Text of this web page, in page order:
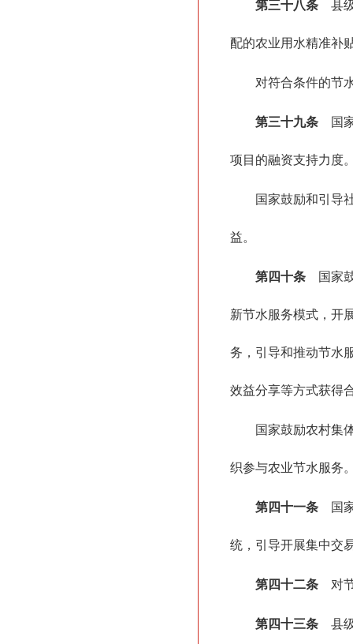
第三十八条 县
配的农业用水精准补
对符合条件的节
第三十九条 国
项目的融资支持力度
国家鼓励和引导
益。
第四十条 国家
新节水服务模式，开
务，引导和推动节水
效益分享等方式获得
国家鼓励农村集
织参与农业节水服务
第四十一条 国
统，引导开展集中交
第四十二条 对
第四十三条 县